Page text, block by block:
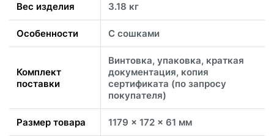
Вес изделия 3.18 кг
Особенности С сошками
Комплект
поставки
Винтовка, упаковка, краткая
документация, копия
сертификата (по запросу
покупателя)
Размер товара 1179 x 172 x 61 мм